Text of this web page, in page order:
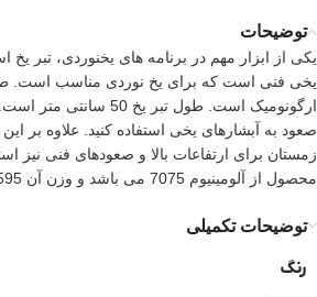
توضیحات
یخی فنی است که برای یخ نوردی مناسب است.
ارگونومیک است. طول تبر یخ
صعود به آبشارهای یخی استفاده کنید. علاوه بر این
زمستان برای ارتفاعات بالا و صعودهای فنی نیز
محصول از آلومینیوم 7075 می باشد و وزن آن 595 گرم است.
توضیحات تکمیلی
رنگ